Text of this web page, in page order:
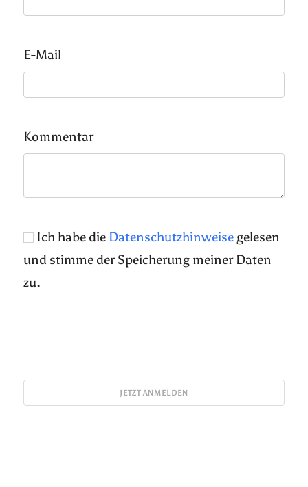
E-Mail
Kommentar
Ich habe die Datenschutzhinweise gelesen
und stimme der Speicherung meiner Daten
zu.